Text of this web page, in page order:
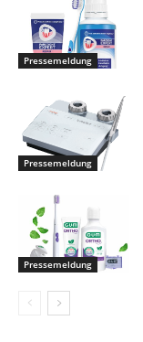
Pressemeldung
Pressemeldung
Pressemeldung